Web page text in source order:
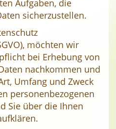
Aufgaben, die
sicherzustellen.
möchten wir
bei Erhebung von
nachkommen und
Umfang und Zweck
personenbezogenen
Sie über die Ihnen